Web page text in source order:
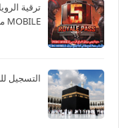
MOBILE مجانا
التسجيل